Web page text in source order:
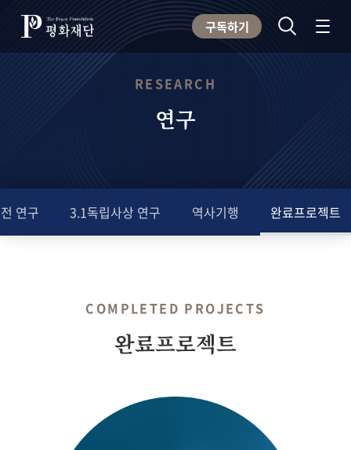
구독하기
RESEARCH
연구
연구 3.1독립사상 연구 역사기행 완료프로젝트
COMPLETED PROJECTS
완료프로젝트